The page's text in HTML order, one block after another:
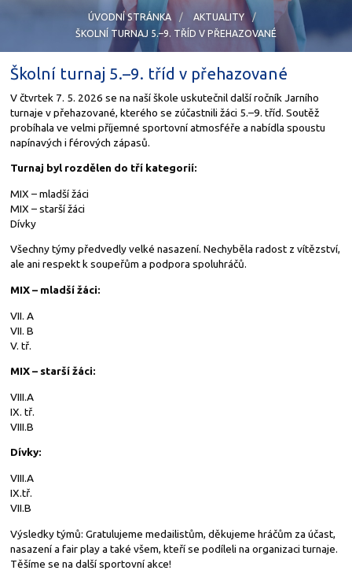
ÚVODNÍ STRÁNKA
AKTUALITY
ŠKOLNÍ TURNAJ 5.–9. TŘÍD V PŘEHAZOVANÉ
Školní turnaj 5.–9. tříd v přehazované
V čtvrtek 7. 5. 2026 se na naší škole uskutečnil další ročník Jarního
turnaje v přehazované, kterého se zúčastnili žáci 5.–9. tříd. Soutěž
probíhala ve velmi příjemné sportovní atmosféře a nabídla spoustu
napínavých i férových zápasů.
Turnaj byl rozdělen do tří kategorií:
MIX – mladší žáci
MIX – starší žáci
Dívky
Všechny týmy předvedly velké nasazení. Nechyběla radost z vítězství,
ale ani respekt k soupeřům a podpora spoluhráčů.
MIX – mladší žáci:
VII. A
VII. B
V. tř.
MIX – starší žáci:
VIII.A
IX. tř.
VIII.B
Dívky:
VIII.A
IX.tř.
VII.B
Výsledky týmů: Gratulujeme medailistům, děkujeme hráčům za účast,
nasazení a fair play a také všem, kteří se podíleli na organizaci turnaje.
Těšíme se na další sportovní akce!